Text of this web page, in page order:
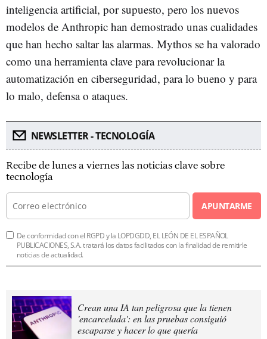
inteligencia artificial, por supuesto, pero los nuevos
modelos de Anthropic han demostrado unas cualidades
que han hecho saltar las alarmas. Mythos se ha valorado
como una herramienta clave para revolucionar la
automatización en ciberseguridad, para lo bueno y para
lo malo, defensa o ataques.
NEWSLETTER - TECNOLOGÍA
Recibe de lunes a viernes las noticias clave sobre
tecnología
APUNTARME
De conformidad con el RGPD y la LOPDGDD, EL LEÓN DE EL ESPAÑOL
PUBLICACIONES, S.A. tratará los datos facilitados con la finalidad de remitirle
noticias de actualidad.
Crean una IA tan peligrosa que la tienen
'encarcelada': en las pruebas consiguió
escaparse y hacer lo que quería